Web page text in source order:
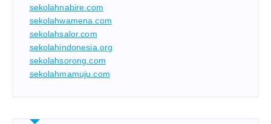
sekolahnabire.com
sekolahwamena.com
sekolahsalor.com
sekolahindonesia.org
sekolahsorong.com
sekolahmamuju.com